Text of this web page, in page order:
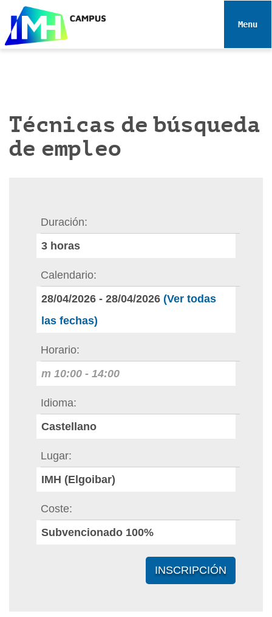
e
Toggle
Técnicas de búsqueda
de empleo
Duración
3 horas
Calendario
28/04/2026 - 28/04/2026 (Ver todas
las fechas)
Horario
m 10:00 - 14:00
Idioma
Castellano
Lugar
IMH (Elgoibar)
Coste
Subvencionado 100%
INSCRIPCIÓN